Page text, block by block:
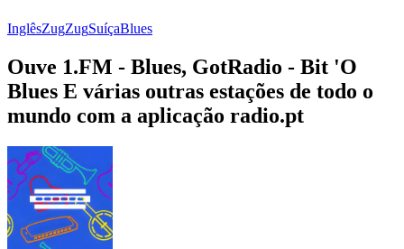
InglêsZugZugSuíçaBlues
Ouve 1.FM - Blues, GotRadio - Bit 'O
Blues E várias outras estações de todo o
mundo com a aplicação radio.pt